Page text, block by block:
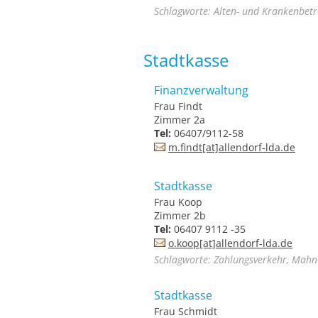
Schlagworte: Alten- und
Stadtkasse
Finanzverwaltung
Frau Findt
Zimmer 2a
Tel: 06407/9112-58
m.findt[at]allendorf-lda.de
Stadtkasse
Frau Koop
Zimmer 2b
Tel: 06407 9112 -35
o.koop[at]allendorf-lda.de
Schlagworte: Zahlungsverkehr,
Stadtkasse
Frau Schmidt